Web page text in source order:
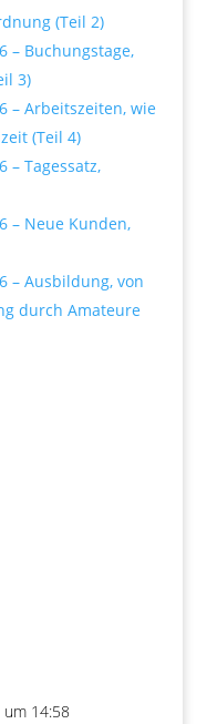
(Teil 2)
– Buchungstage,
3)
– Arbeitszeiten, wie
(Teil 4)
– Tagessatz,
– Neue Kunden,
– Ausbildung, von
durch Amateure
14:58